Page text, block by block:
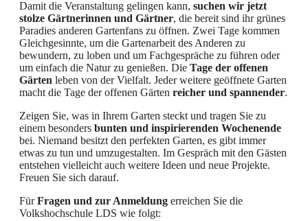
Damit die Veranstaltung gelingen kann, suchen wir jetzt
stolze Gärtnerinnen und Gärtner, die bereit sind ihr grünes
Paradies anderen Gartenfans zu öffnen. Zwei Tage kommen
Gleichgesinnte, um die Gartenarbeit des Anderen zu
bewundern, zu loben und um Fachgespräche zu führen oder
um einfach die Natur zu genießen. Die Tage der offenen
Gärten leben von der Vielfalt. Jeder weitere geöffnete Garten
macht die Tage der offenen Gärten reicher und spannender.
Zeigen Sie, was in Ihrem Garten steckt und tragen Sie zu
einem besonders bunten und inspirierenden Wochenende
bei. Niemand besitzt den perfekten Garten, es gibt immer
etwas zu tun und umzugestalten. Im Gespräch mit den Gästen
entstehen vielleicht auch weitere Ideen und neue Projekte.
Freuen Sie sich darauf.
FürFragen und zur Anmeldung erreichen Sie die
Volkshochschule LDS wie folgt: